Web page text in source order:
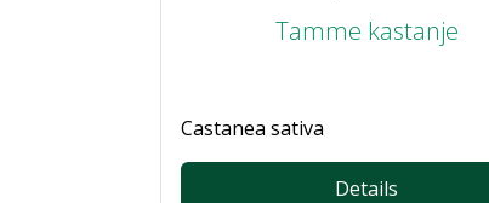
Tamme kastanje
Castanea sativa
Details